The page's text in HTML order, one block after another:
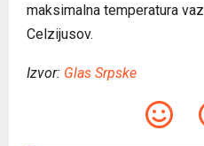
maksimalna temperatura
Celzijusov.
Izvor: Glas Srpske